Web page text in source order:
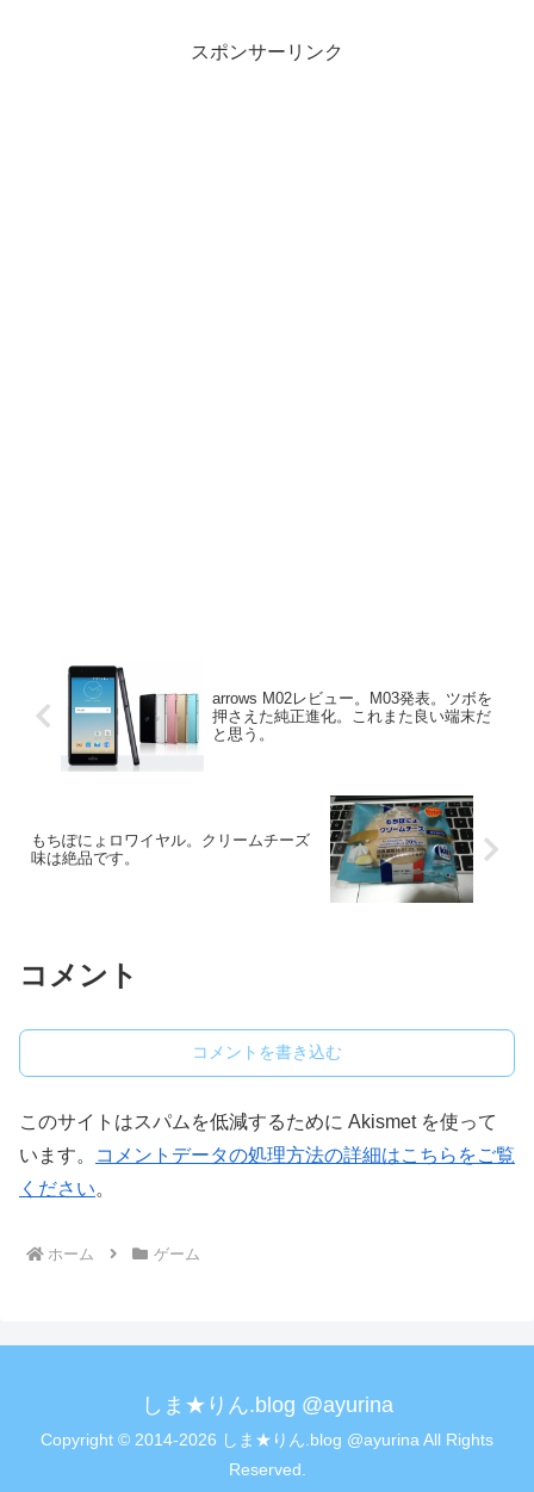
スポンサーリンク
arrows M02レビュー。M03発表。ツボを
押さえた純正進化。これまた良い端末だ
と思う。
もちぽにょロワイヤル。クリームチーズ
味は絶品です。
コメント
コメントを書き込む
このサイトはスパムを低減するために Akismet を使って
います。
コメントデータの処理方法の詳細はこちらをご覧
ください。
ホーム ゲーム
しま★りん.blog @ayurina
Copyright © 2014-2026 しま★りん.blog @ayurina All Rights
Reserved.